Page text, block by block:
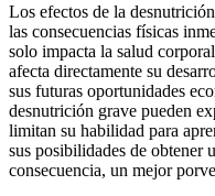
Los efectos de la
las consecuencias físicas
solo impacta la salud
afecta directamente su
sus futuras oportunidades
desnutrición grave pueden
limitan su habilidad para
sus posibilidades de obtener
consecuencia, un mejor